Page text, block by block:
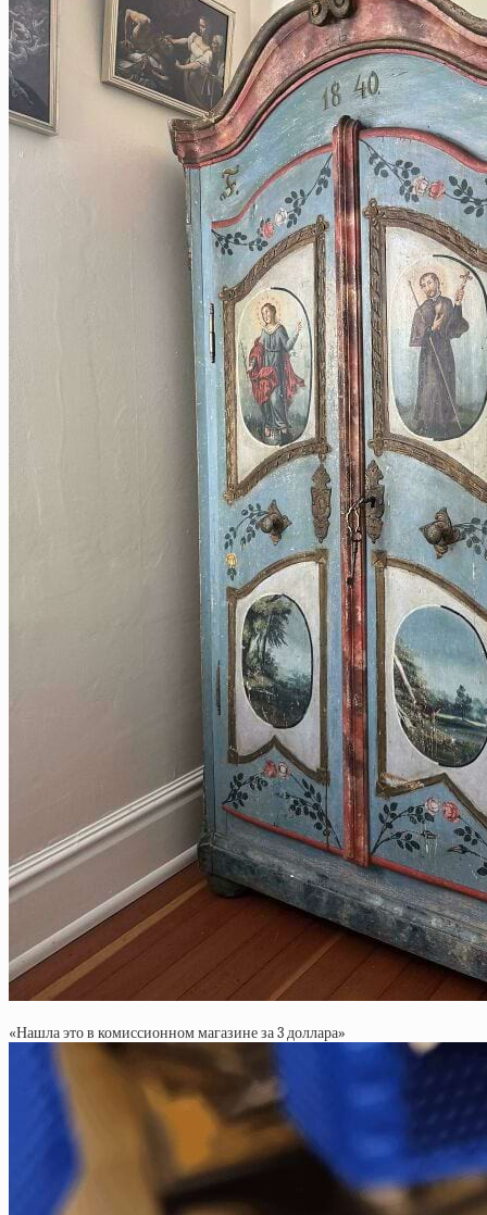
«Нашла это в комиссионном магазине за 3 доллара»